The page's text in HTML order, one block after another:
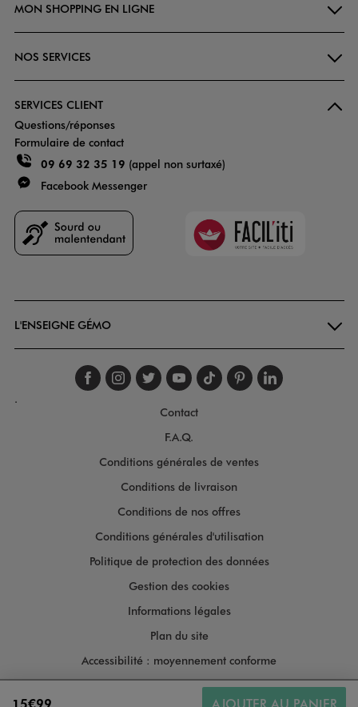
15€99 AJOUTER AU PANIER
MON SHOPPING EN LIGNE
NOS SERVICES
SERVICES CLIENT
Questions/réponses
Formulaire de contact
09 69 32 35 19 (appel non surtaxé)
Facebook Messenger
Faciliti
L'ENSEIGNE GÉMO
Suivez-nous sur
Suivez-nous sur
Suivez-nous sur
Suivez-nous
Suivez-nous
Suivez-
.
Contact
F.A.Q.
Conditions générales de ventes
Conditions de livraison
Conditions de nos offres
Conditions générales d'utilisation
Politique de protection des données
Gestion des cookies
Informations légales
Plan du site
Accessibilité : moyennement conforme